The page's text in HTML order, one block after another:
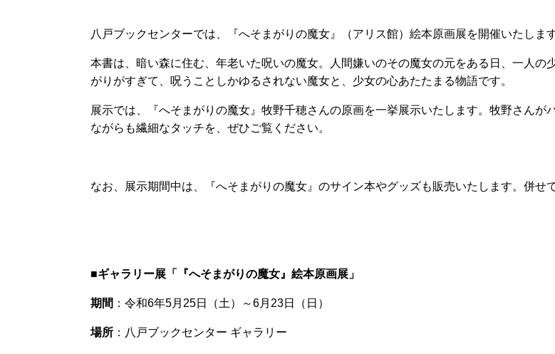
八戸ブックセンターでは、『へそまがりの魔女』（アリス館）絵本原画展を開催いたします
本書は、暗い森に住む、年老いた呪いの魔女。人間嫌いのその魔女の元をある日、一人の
がりがすぎて、呪うことしかゆるされない魔女と、少女の心あたたまる物語です。
展示では、『へそまがりの魔女』牧野千穂さんの原画を一挙展示いたします。牧野さんが
ながらも繊細なタッチを、ぜひご覧ください。
なお、展示期間中は、『へそまがりの魔女』のサイン本やグッズも販売いたします。併せ
■ギャラリー展「『へそまがりの魔女』絵本原画展」
期間 ：令和6年5月25日（土）～6月23日（日）
場所 ：八戸ブックセンター ギャラリー